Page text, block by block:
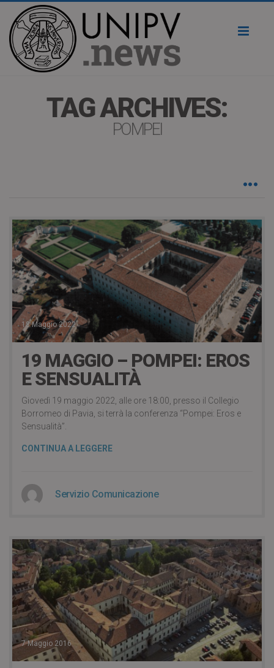
TAG ARCHIVES:
POMPEI
18 Maggio 2022
19 MAGGIO – POMPEI: EROS
E SENSUALITÀ
Giovedì 19 maggio 2022, alle ore 18:00, presso il Collegio
Borromeo di Pavia, si terrà la conferenza “Pompei: Eros e
Sensualità”.
CONTINUA A LEGGERE
Servizio Comunicazione
7 Maggio 2016